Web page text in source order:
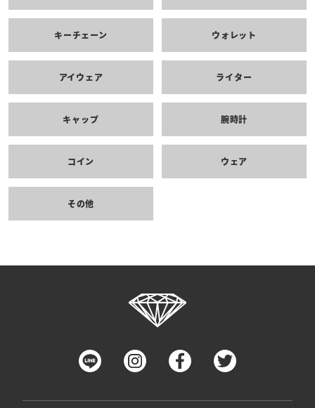
キーチェーン ウォレット
アイウェア ライター
キャップ 腕時計
コイン ウェア
その他